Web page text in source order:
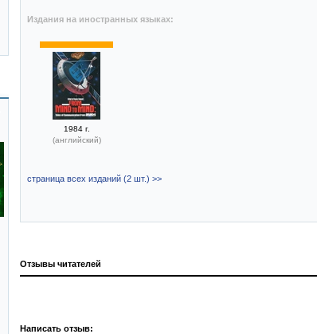
Издания на иностранных языках:
1984 г.
(английский)
страница всех изданий (2 шт.) >>
Отзывы читателей
Написать отзыв: